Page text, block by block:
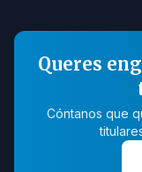
Queres
Cóntanos que